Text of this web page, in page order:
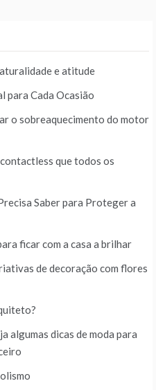
e atitude
para Cada Ocasião
o sobreaquecimento do motor
que todos os
Saber para Proteger a
ficar com a casa a brilhar
de decoração com flores
algumas dicas de moda para